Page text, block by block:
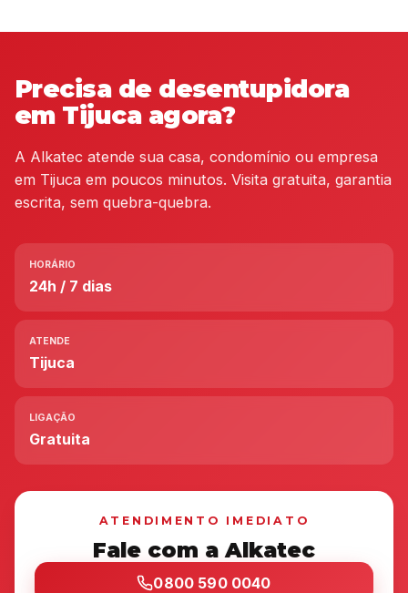
Precisa de desentupidora
em Tijuca agora?
A Alkatec atende sua casa, condomínio ou empresa
em Tijuca em poucos minutos. Visita gratuita, garantia
escrita, sem quebra-quebra.
HORÁRIO
24h / 7 dias
ATENDE
Tijuca
LIGAÇÃO
Gratuita
ATENDIMENTO IMEDIATO
Fale com a Alkatec
0800 590 0040